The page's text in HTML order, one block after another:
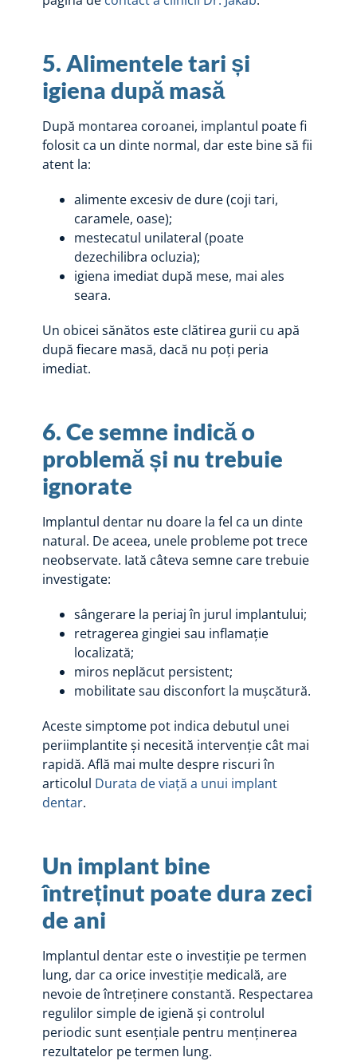
5. Alimentele tari și
igiena după masă
După montarea coroanei, implantul poate fi
folosit ca un dinte normal, dar este bine să fii
atent la:
alimente excesiv de dure (coji tari,
caramele, oase);
mestecatul unilateral (poate
dezechilibra ocluzia);
igiena imediat după mese, mai ales
seara.
Un obicei sănătos este clătirea gurii cu apă
după fiecare masă, dacă nu poți peria
imediat.
6. Ce semne indică o
problemă și nu trebuie
ignorate
Implantul dentar nu doare la fel ca un dinte
natural. De aceea, unele probleme pot trece
neobservate. Iată câteva semne care trebuie
investigate:
sângerare la periaj în jurul implantului;
retragerea gingiei sau inflamație
localizată;
miros neplăcut persistent;
mobilitate sau disconfort la mușcătură.
Aceste simptome pot indica debutul unei
periimplantite și necesită intervenție cât mai
rapidă. Află mai multe despre riscuri în
articolul Durata de viață a unui implant
dentar.
Un implant bine
întreținut poate dura zeci
de ani
Implantul dentar este o investiție pe termen
lung, dar ca orice investiție medicală, are
nevoie de întreținere constantă. Respectarea
regulilor simple de igienă și controlul
periodic sunt esențiale pentru menținerea
rezultatelor pe termen lung.